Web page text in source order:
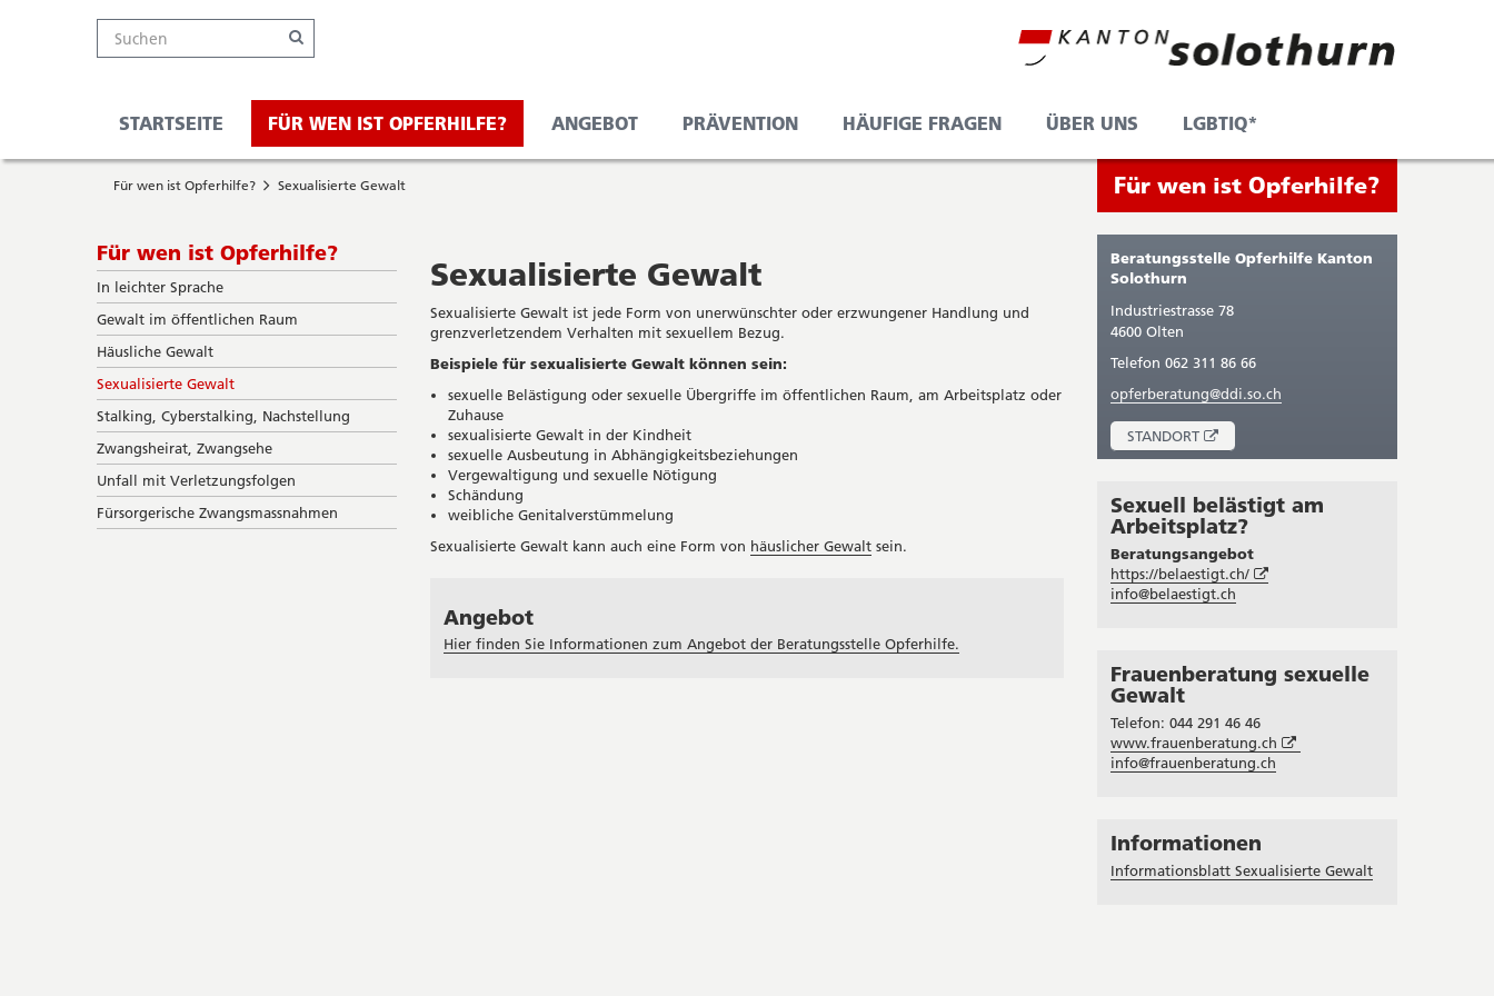
Kanton
Solothurn
Suche
Online-
Schalter
Navigation
Suche
Hauptnavigation
STARTSEITE FÜR WEN IST OPFERHILFE? ANGEBOT PRÄVENTION HÄUFIGE FRAGEN ÜBER UNS LGBTIQ*
Service-
Navigation
Sie
befinden
Für wen ist Opferhilfe? Sexualisierte Gewalt
Subnavigation
Für wen ist Opferhilfe?
In leichter Sprache
Gewalt im öffentlichen Raum
Häusliche Gewalt
Sexualisierte Gewalt
Stalking, Cyberstalking, Nachstellung
Zwangsheirat, Zwangsehe
Unfall mit Verletzungsfolgen
Fürsorgerische Zwangsmassnahmen
Sexualisierte Gewalt
Sexualisierte Gewalt ist jede Form von unerwünschter oder erzwungener Handlung und
grenzverletzendem Verhalten mit sexuellem Bezug.
Beispiele für sexualisierte Gewalt können sein:
sexuelle Belästigung oder sexuelle Übergriffe im öffentlichen Raum, am Arbeitsplatz oder
Zuhause
sexualisierte Gewalt in der Kindheit
sexuelle Ausbeutung in Abhängigkeitsbeziehungen
Vergewaltigung und sexuelle Nötigung
Schändung
weibliche Genitalverstümmelung
Sexualisierte Gewalt kann auch eine Form von häuslicher Gewalt sein.
Angebot
Hier finden Sie Informationen zum Angebot der Beratungsstelle Opferhilfe.
Sie
befinden
sich
gerade
in:
Für wen ist Opferhilfe?
Seitenleiste
Beratungsstelle Opferhilfe Kanton
Solothurn
Industriestrasse 78
4600 Olten
Telefon 062 311 86 66
opferberatung@ddi.so.ch
STANDORT
ÖFFNET
IN
FENSTER
Sexuell belästigt am
Arbeitsplatz?
Beratungsangebot
https://belaestigt.ch/
Öffnet
info@belaestigt.ch
Frauenberatung sexuelle
Gewalt
Telefon: 044 291 46 46
www.frauenberatung.ch
Öffnet
info@frauenberatung.ch
Informationen
Informationsblatt Sexualisierte Gewalt